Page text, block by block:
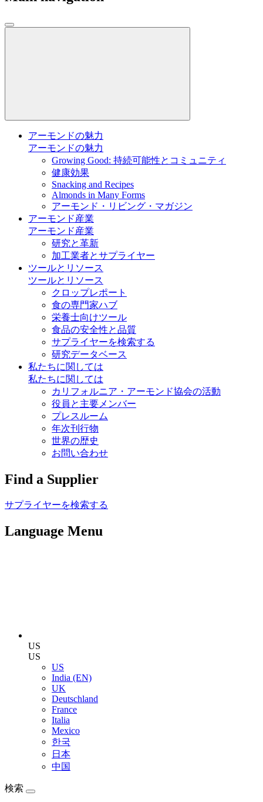
アーモンドの魅力
アーモンドの魅力
Growing Good: 持続可能性とコミュニティ
健康効果
Snacking and Recipes
Almonds in Many Forms
アーモンド・リビング・マガジン
アーモンド産業
アーモンド産業
研究と革新
加工業者とサプライヤー
ツールとリソース
ツールとリソース
クロップレポート
食の専門家ハブ
栄養士向けツール
食品の安全性と品質
サプライヤーを検索する
研究データベース
私たちに関しては
私たちに関しては
カリフォルニア・アーモンド協会の活動
役員と主要メンバー
プレスルーム
年次刊行物
世界の歴史
お問い合わせ
Find a Supplier
サプライヤーを検索する
Language Menu
US
US
US
India (EN)
UK
Deutschland
France
Italia
Mexico
한국
日本
中国
検索